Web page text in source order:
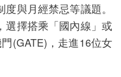
與月經禁忌等議題。
選擇搭乘「國內線」或
(GATE)，走進16位女